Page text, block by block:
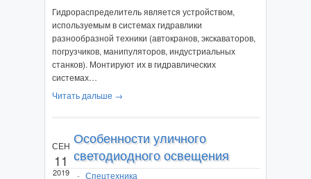
Гидрораспределитель является устройством,
используемым в системах гидравлики
разнообразной техники (автокранов, экскаваторов,
погрузчиков, манипуляторов, индустриальных
станков). Монтируют их в гидравлических
системах…
Читать дальше →
СЕН
11
2019
Особенности уличного
светодиодного освещения
- Спецтехника